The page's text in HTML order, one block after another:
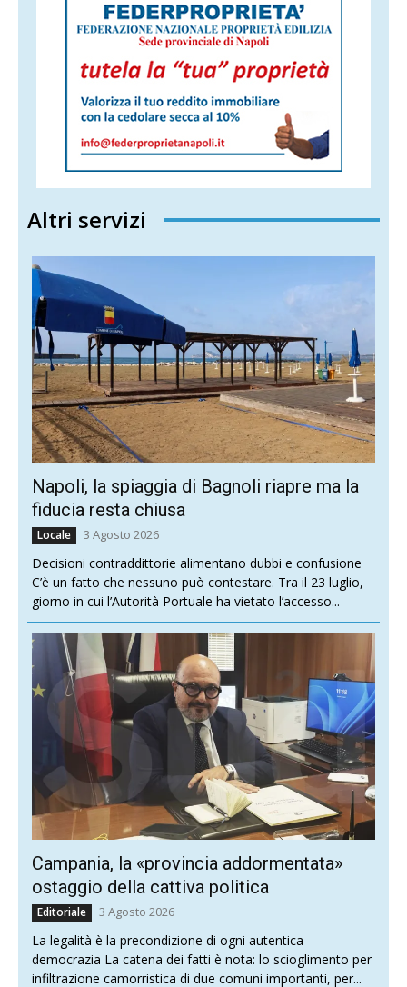
Altri servizi
Napoli, la spiaggia di Bagnoli riapre ma la
fiducia resta chiusa
Locale 3 Agosto 2026
Decisioni contraddittorie alimentano dubbi e confusione
C’è un fatto che nessuno può contestare. Tra il 23 luglio,
giorno in cui l’Autorità Portuale ha vietato l’accesso...
Campania, la «provincia addormentata»
ostaggio della cattiva politica
Editoriale 3 Agosto 2026
La legalità è la precondizione di ogni autentica
democrazia La catena dei fatti è nota: lo scioglimento per
infiltrazione camorristica di due comuni importanti, per...